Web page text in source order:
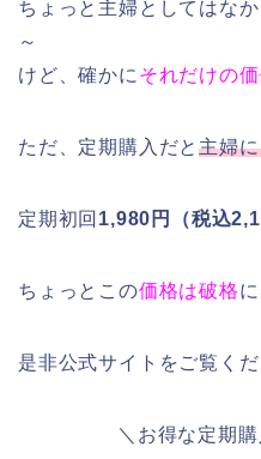
ちょっと主婦としてはな
～
けど、確かに それだけの
ただ、定期購入だと主婦
定期初回 1,980円（税込
ちょっとこの価格は破格
是非公式サイトをご覧く
＼お得な定期